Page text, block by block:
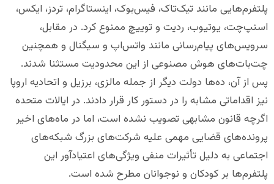
پلتفرم‌هایی مانند تیک‌تاک، فیس‌بوک، اینستاگرام، تردز، ایکس،
اسنپ‌چت، یوتیوب، ردیت و توییچ ممنوع کرد. در مقابل،
سرویس‌های پیام‌رسانی مانند واتس‌اپ و سیگنال و همچنین
چت‌بات‌های هوش مصنوعی از این محدودیت مستثنا شدند.
پس از آن، ده‌ها دولت دیگر از جمله مالزی، برزیل و اتحادیه اروپا
نیز اقداماتی مشابه را در دستور کار قرار دادند. در ایالات متحده
اگرچه قانون مشابهی تصویب نشده است، اما در ماه‌های اخیر
پرونده‌های قضایی مهمی علیه شرکت‌های بزرگ شبکه‌های
اجتماعی به دلیل تأثیرات منفی ویژگی‌های اعتیادآور این
پلتفرم‌ها بر کودکان و نوجوانان مطرح شده است.